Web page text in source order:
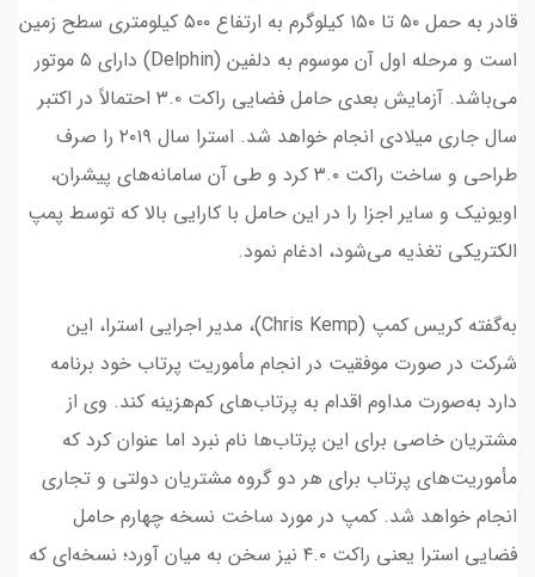
قادر به حمل ۵۰ تا ۱۵۰ کیلوگرم به ارتفاع ۵۰۰ کیلومتری سطح زمین
است و مرحله اول آن موسوم به دلفین (Delphin) دارای ۵ موتور
می‌باشد. آزمایش بعدی حامل فضایی راکت ۳.۰ احتمالاً در اکتبر
سال جاری میلادی انجام خواهد شد. استرا سال ۲۰۱۹ را صرف
طراحی و ساخت راکت ۳.۰ کرد و طی آن سامانه‌های پیشران،
اویونیک و سایر اجزا را در این حامل با کارایی بالا که توسط پمپ
الکتریکی تغذیه می‌شود، ادغام نمود.
به‌گفته کریس کمپ (Chris Kemp)، مدیر اجرایی استرا، این
شرکت در صورت موفقیت در انجام مأموریت‌ پرتاب خود برنامه
دارد به‌صورت مداوم اقدام به پرتاب‌های کم‌هزینه کند. وی از
مشتریان خاصی برای این پرتاب‌ها نام نبرد اما عنوان کرد که
مأموریت‌های پرتاب‌ برای هر دو گروه مشتریان دولتی و تجاری
انجام خواهد شد. کمپ در مورد ساخت نسخه چهارم حامل
فضایی استرا یعنی راکت ۴.۰ نیز سخن به میان آورد؛ نسخه‌ای که